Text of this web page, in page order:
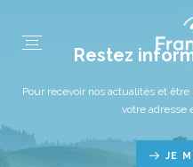
Restez
Pour recevoir nos actualités et
votre adresse
JE